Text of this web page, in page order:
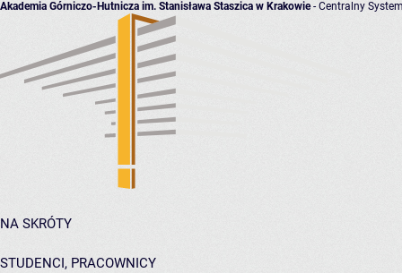
Akademia Górniczo-Hutnicza im. Stanisława Staszica w Krakowie- Centralny
NA SKRÓTY
STUDENCI, PRACOWNICY